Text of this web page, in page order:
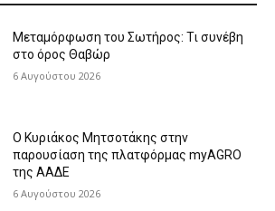
Μεταμόρφωση του Σωτήρος: Τι συνέβη
στο όρος Θαβώρ
6 Αυγούστου 2026
Ο Κυριάκος Μητσοτάκης στην
παρουσίαση της πλατφόρμας myAGRO
της ΑΑΔΕ
6 Αυγούστου 2026